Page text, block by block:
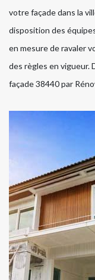
votre façade dans la
disposition des
en mesure de ravaler
des règles en vigueur.
façade 38440 par